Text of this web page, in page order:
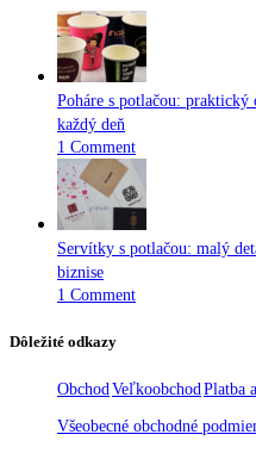
Poháre s potlačou:
každý deň
1 Comment
Servítky s potlačou: malý
biznise
1 Comment
Dôležité odkazy
ObchodVeľkoobchodPlatba
Všeobecné obchodné